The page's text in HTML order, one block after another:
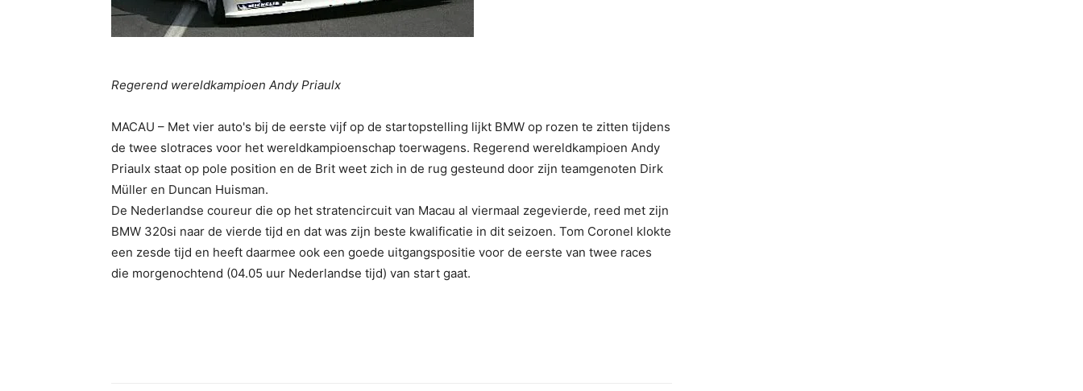
Regerend wereldkampioen Andy Priaulx
MACAU – Met vier auto's bij de eerste vijf op de startopstelling lijkt BMW op rozen te zitten tijdens
de twee slotraces voor het wereldkampioenschap toerwagens. Regerend wereldkampioen Andy
Priaulx staat op pole position en de Brit weet zich in de rug gesteund door zijn teamgenoten Dirk
Müller en Duncan Huisman.
De Nederlandse coureur die op het stratencircuit van Macau al viermaal zegevierde, reed met zijn
BMW 320si naar de vierde tijd en dat was zijn beste kwalificatie in dit seizoen. Tom Coronel klokte
een zesde tijd en heeft daarmee ook een goede uitgangspositie voor de eerste van twee races
die morgenochtend (04.05 uur Nederlandse tijd) van start gaat.